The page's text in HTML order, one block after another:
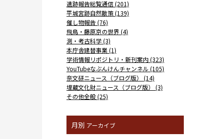
遺跡報告総覧通信 (201)
平城宮跡自然散策 (139)
催し物報告 (76)
飛鳥・藤原京の世界 (4)
測・考古科学 (3)
本庁舎建替事業 (1)
学術情報リポジトリ・新刊案内 (323)
YouTubeなぶんけんチャンネル (105)
奈文研ニュース（ブログ版） (14)
埋蔵文化財ニュース（ブログ版） (3)
その他全般 (25)
月別 アーカイブ